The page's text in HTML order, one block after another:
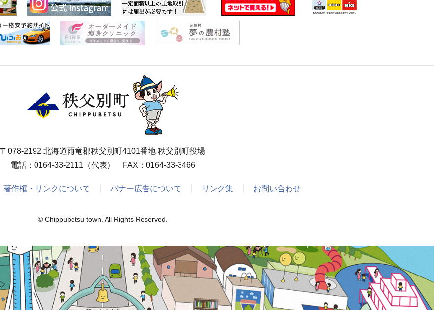
〒078-2192 北海道雨竜郡秩父別町4101番地 秩父別町役場
電話： 0164-33-2111 （代表） FAX：0164-33-3466
著作権・リンクについて バナー広告について リンク集 お問い合わせ
© Chippubetsu town. All Rights Reserved.